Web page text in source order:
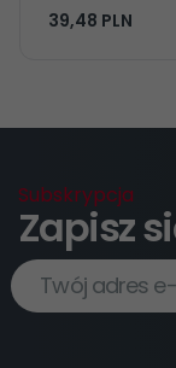
39,48 PLN
Subskrypcja
Zapisz
Twój adres